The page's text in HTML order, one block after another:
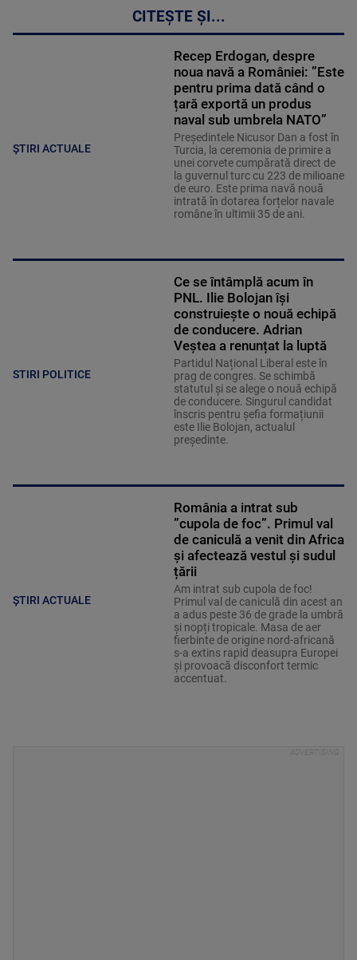
CITEȘTE ȘI...
ȘTIRI ACTUALE
Recep Erdogan, despre
noua navă a României: ”Este
pentru prima dată când o
țară exportă un produs
naval sub umbrela NATO”
Președintele Nicusor Dan a fost în
Turcia, la ceremonia de primire a
unei corvete cumpărată direct de
la guvernul turc cu 223 de milioane
de euro. Este prima navă nouă
intrată în dotarea forțelor navale
române în ultimii 35 de ani.
STIRI POLITICE
Ce se întâmplă acum în
PNL. Ilie Bolojan își
construiește o nouă echipă
de conducere. Adrian
Veștea a renunțat la luptă
Partidul Național Liberal este în
prag de congres. Se schimbă
statutul și se alege o nouă echipă
de conducere. Singurul candidat
înscris pentru șefia formațiunii
este Ilie Bolojan, actualul
președinte.
ȘTIRI ACTUALE
România a intrat sub
”cupola de foc”. Primul val
de caniculă a venit din Africa
și afectează vestul și sudul
țării
Am intrat sub cupola de foc!
Primul val de caniculă din acest an
a adus peste 36 de grade la umbră
și nopți tropicale. Masa de aer
fierbinte de origine nord-africană
s-a extins rapid deasupra Europei
și provoacă disconfort termic
accentuat.